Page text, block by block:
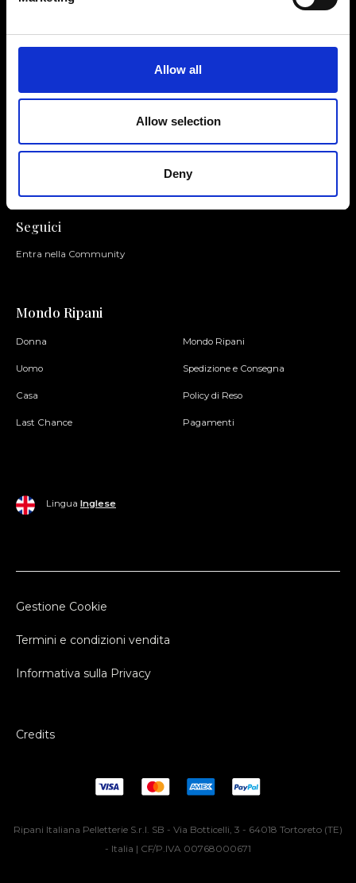
Allow all
Allow selection
Deny
Seguici
Entra nella Community
Contattaci
richieste
Mondo Ripani
Donna
Uomo
Casa
Last Chance
Mondo Ripani
Spedizione e Consegna
Policy di Reso
Pagamenti
Lingua Inglese
Gestione Cookie
Termini e condizioni vendita
Informativa sulla Privacy
Credits
Ripani Italiana Pelletterie S.r.l. SB - Via Botticelli, 3 - 64018 Tortoreto (TE)
- Italia | CF/P.IVA 00768000671